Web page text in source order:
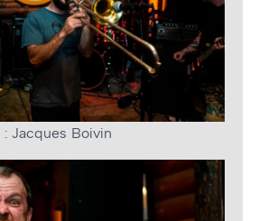
Jacques Boivin